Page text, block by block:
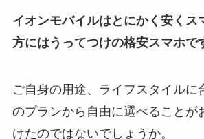
イオンモバイルはとにかく安くス
方にはうってつけの格安スマホで
ご自身の用途、ライフスタイルに
のプランから自由に選べることが
けたのではないでしょうか。